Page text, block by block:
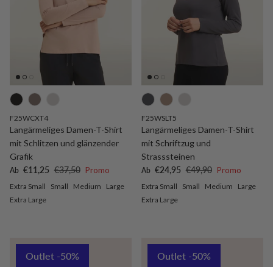
F25WCXT4
Langärmeliges Damen-T-Shirt
mit Schlitzen und glänzender
Grafik
Verkaufspreis
Ab €11,25 Normaler Preis
€37,50 Promo
Extra Small Small Medium
Large
Extra Large
F25WSLT5
Langärmeliges Damen-T-Shirt
mit Schriftzug und
Strasssteinen
Verkaufspreis
Ab €24,95 Normaler Preis
€49,90 Promo
Extra Small Small Medium
Large
Extra Large
Outlet -50% Outlet -50%